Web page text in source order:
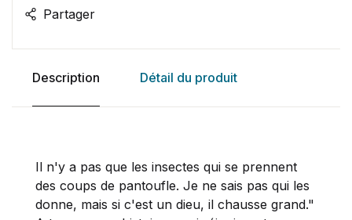
Partager
Description Détail du produit
Il n'y a pas que les insectes qui se prennent
des coups de pantoufle. Je ne sais pas qui les
donne, mais si c'est un dieu, il chausse grand."